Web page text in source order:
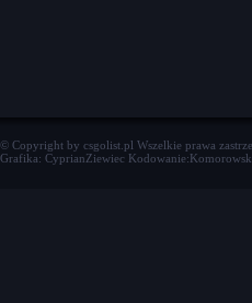
© Copyright by csgolist.pl Wszelkie prawa
Grafika: CyprianZiewiec